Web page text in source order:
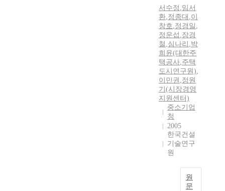
서수정 ,임서
환,정종대 ,이
창호,정경일 ,
정운섭 ,장경
철 ,심나리 ,박
희윤(대한주
택공사,주택
도시연구원),
이민권 ,정원
기(시장경영
지원센터)
중소기업
청
2005
한국건설
기술연구
원
원
문